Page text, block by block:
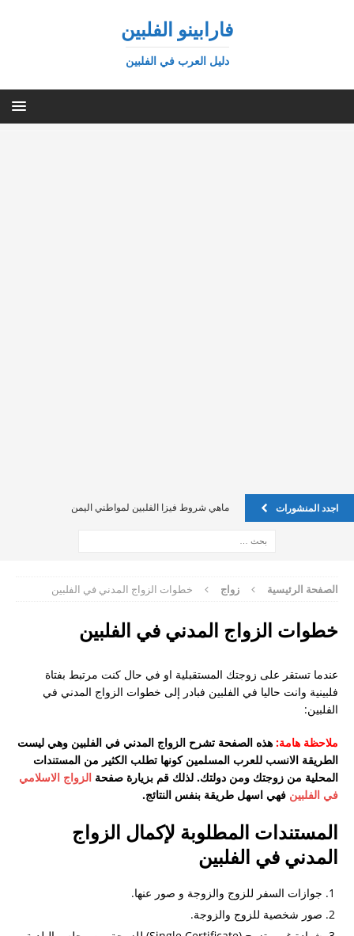
فارابينو الفلبين
دليل العرب في الفلبين
اجدد المنشورات
ماهي شروط فيزا الفلبين لمواطني اليمن
فيزا للفليبين للسوريين
الدول المسموحه لجواز الفلبين
كيف يمكن تقديم طلب on line
إستفسار حول الفيزا بالنسبة للسعوديين
هل توافق السلطات السعودية على استقدام زوجة
كاثوليكية متزوجة من مسلم؟ و هل ذلك يتطلب اختيار
مسيحية في طلب الاستقدام؟
جزيرة بروكاي
سؤال عن متطلبات جامعة باقيو لعام ٢٠١٨ – ٢٠١٩
الأوراق المطلوبة للمتزوج من فلبنية و يوجد طفل و
الصفحة الرئيسية زواج خطوات الزواج المدني في الفلبين
خطوات الزواج المدني في الفلبين
عندما تستقر على زوجتك المستقبلية او في حال كنت مرتبط بفتاة
فلبينية وانت حاليا في الفلبين فبادر إلى خطوات الزواج المدني في
الفلبين:
ملاحظة هامة: هذه الصفحة تشرح الزواج المدني في الفلبين وهي ليست
الطريقة الانسب للعرب المسلمين كونها تطلب الكثير من المستندات
المحلية من زوجتك ومن دولتك. لذلك قم بزيارة صفحة الزواج الاسلامي
في الفلبين فهي اسهل طريقة بنفس النتائج.
المستندات المطلوبة لإكمال الزواج
المدني في الفلبين
جوازات السفر للزوج والزوجة و صور عنها.
صور شخصية للزوج والزوجة.